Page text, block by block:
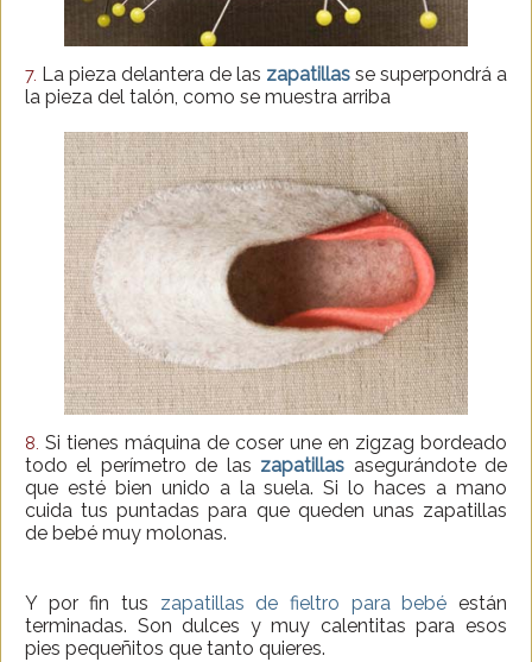
7. La pieza delantera de las zapatillas se superpondrá a
la pieza del talón, como se muestra arriba
8. Si tienes máquina de coser une en zigzag bordeado
todo el perímetro de las zapatillas asegurándote de
que esté bien unido a la suela. Si lo haces a mano
cuida tus puntadas para que queden unas zapatillas
de bebé muy molonas.
Y por fin tus zapatillas de fieltro para bebé están
terminadas. Son dulces y muy calentitas para esos
pies pequeñitos que tanto quieres.